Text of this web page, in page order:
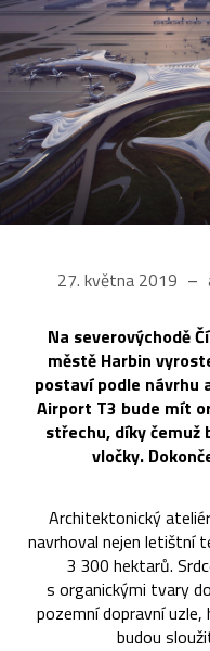
27. května 2019
Na severovýchodě
městě Harbin
postaví podle návrhu
Airport T3 bude mít
střechu, díky
vločky.
Architektonický
navrhoval nejen letištní
3 300 hektarů.
s organickými tvary
pozemní dopravní
budou